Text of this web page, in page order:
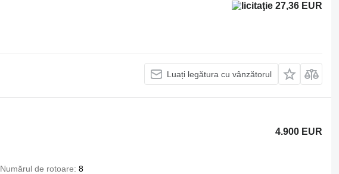
27,36 EUR
Luați legătura cu vânzătorul
4.900 EUR
Numărul de rotoare 8